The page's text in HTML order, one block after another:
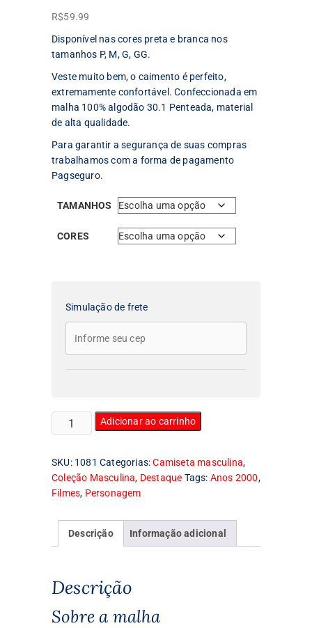
R$59.99
Disponível nas cores preta e branca nos
tamanhos P, M, G, GG.
Veste muito bem, o caimento é perfeito,
extremamente confortável. Confeccionada em
malha 100% algodão 30.1 Penteada, material
de alta qualidade.
Para garantir a segurança de suas compras
trabalhamos com a forma de pagamento
Pagseguro.
TAMANHOS
CORES
Simulação de frete
Camiseta
Masculina
Mei
quantidade
Adicionar ao carrinho
SKU: 1081 Categorias:Camiseta masculina,
Coleção Masculina, Destaque Tags: Anos 2000,
Filmes, Personagem
Descrição Informação adicional
Descrição
Sobre a malha